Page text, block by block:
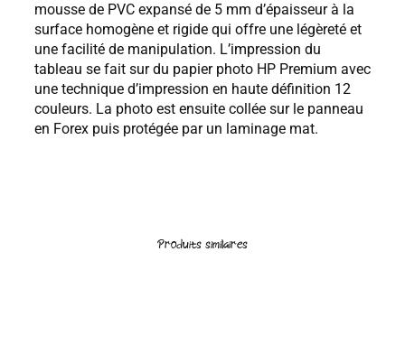
mousse de PVC expansé de 5 mm d’épaisseur à la
surface homogène et rigide qui offre une légèreté et
une facilité de manipulation. L’impression du
tableau se fait sur du papier photo HP Premium avec
une technique d’impression en haute définition 12
couleurs. La photo est ensuite collée sur le panneau
en Forex puis protégée par un laminage mat.
Produits similaires